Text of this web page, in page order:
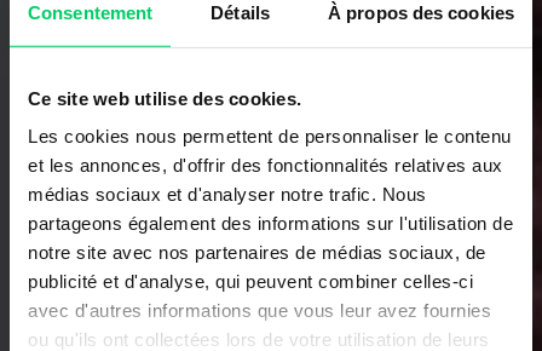
Consentement Détails À propos des cookies
Ce site web utilise des cookies.
Les cookies nous permettent de personnaliser le contenu
et les annonces, d'offrir des fonctionnalités relatives aux
médias sociaux et d'analyser notre trafic. Nous
partageons également des informations sur l'utilisation de
notre site avec nos partenaires de médias sociaux, de
publicité et d'analyse, qui peuvent combiner celles-ci
avec d'autres informations que vous leur avez fournies
ou qu'ils ont collectées lors de votre utilisation de leurs